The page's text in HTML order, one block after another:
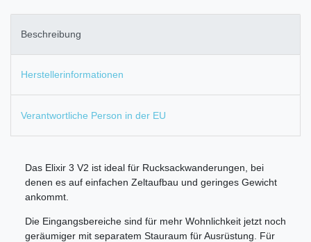
Beschreibung
Herstellerinformationen
Verantwortliche Person in der EU
Das Elixir 3 V2 ist ideal für Rucksackwanderungen, bei
denen es auf einfachen Zeltaufbau und geringes Gewicht
ankommt.
Die Eingangsbereiche sind für mehr Wohnlichkeit jetzt noch
geräumiger mit separatem Stauraum für Ausrüstung. Für